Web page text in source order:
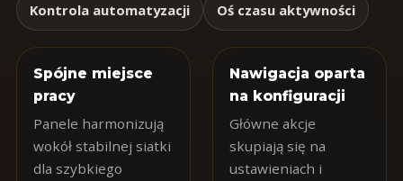
Kontrola automatyzacji Oś czasu aktywności
Spójne miejsce
pracy
Panele harmonizują
wokół stabilnej siatki
dla szybkiego
Nawigacja oparta
na konfiguracji
Główne akcje
skupiają się na
ustawieniach i